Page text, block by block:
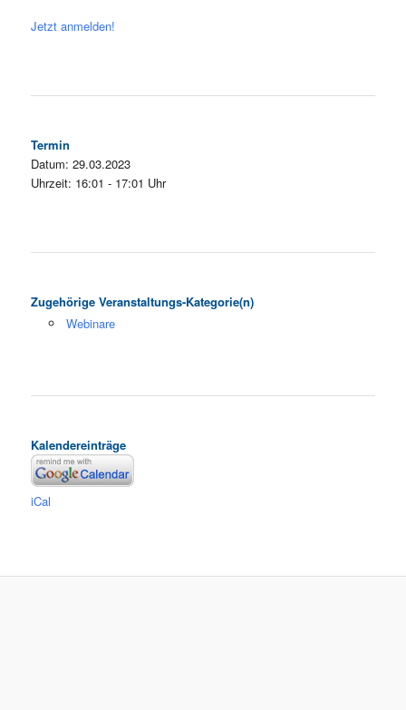
Jetzt anmelden!
Termin
Datum: 29.03.2023
Uhrzeit: 16:01 - 17:01 Uhr
Zugehörige Veranstaltungs-Kategorie(n)
Webinare
Kalendereinträge
iCal